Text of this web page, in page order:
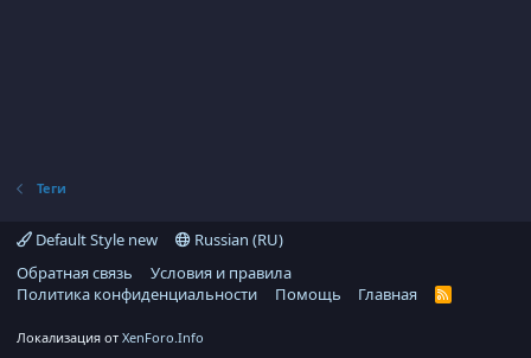
Теги
Default Style new
Russian (RU)
Обратная связь
Условия и правила
Политика конфиденциальности
Помощь Главная
R
Локализация от XenForo.Info